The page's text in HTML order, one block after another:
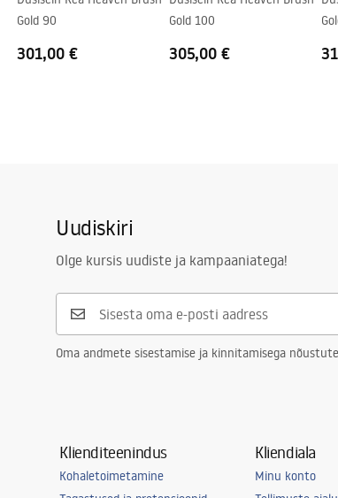
mm
Gold 90
301,00 €
Gold 100
305,00 €
Uudiskiri
Olge kursis uudiste ja kampaaniatega!
Oma andmete sisestamise ja kinnitamisega
Klienditeenindus
Kohaletoimetamine
Kliendiala
Minu konto